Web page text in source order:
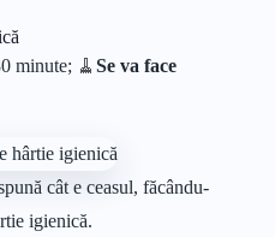
minute; 🧹 Se va face
cât e ceasul, făcându-
igienică.